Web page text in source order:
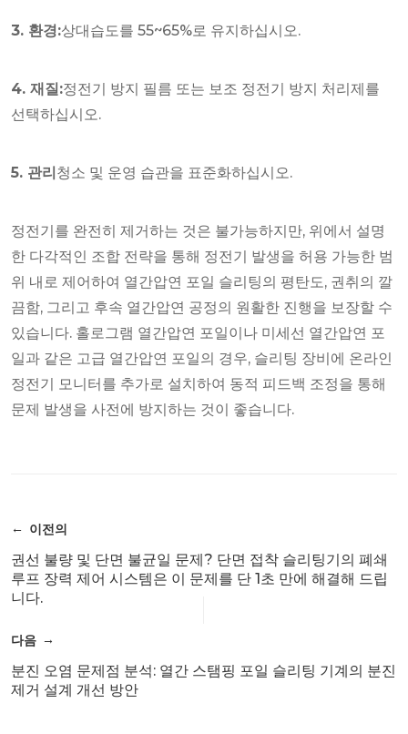
3. 환경:상대습도를 55~65%로 유지하십시오.
4. 재질:정전기 방지 필름 또는 보조 정전기 방지 처리제를
선택하십시오.
5. 관리청소 및 운영 습관을 표준화하십시오.
정전기를 완전히 제거하는 것은 불가능하지만, 위에서 설명
한 다각적인 조합 전략을 통해 정전기 발생을 허용 가능한 범
위 내로 제어하여 열간압연 포일 슬리팅의 평탄도, 권취의 깔
끔함, 그리고 후속 열간압연 공정의 원활한 진행을 보장할 수
있습니다. 홀로그램 열간압연 포일이나 미세선 열간압연 포
일과 같은 고급 열간압연 포일의 경우, 슬리팅 장비에 온라인
정전기 모니터를 추가로 설치하여 동적 피드백 조정을 통해
문제 발생을 사전에 방지하는 것이 좋습니다.
이전의
권선 불량 및 단면 불균일 문제? 단면 접착 슬리팅기의 폐쇄
루프 장력 제어 시스템은 이 문제를 단 1초 만에 해결해 드립
니다.
다음
분진 오염 문제점 분석: 열간 스탬핑 포일 슬리팅 기계의 분진
제거 설계 개선 방안